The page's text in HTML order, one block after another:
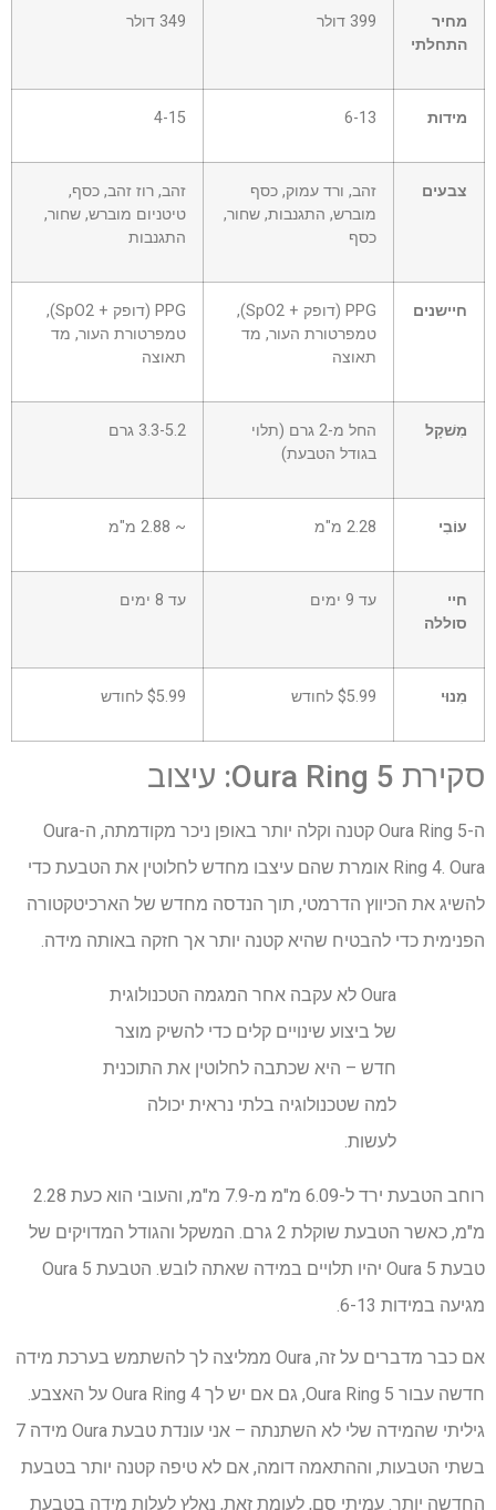
עמודה
0
מחיר
התחלתי
399 דולר 349 דולר
מידות 6-13
4-15
צבעים
זהב, ורד עמוק, כסף
מוברש, התגנבות, שחור,
כסף
זהב, רוז זהב, כסף,
טיטניום מוברש, שחור,
התגנבות
חיישנים
PPG (דופק + SpO2),
טמפרטורת העור, מד
תאוצה
PPG (דופק + SpO2),
טמפרטורת העור, מד
תאוצה
מִשׁקָל
החל מ-2 גרם (תלוי
בגודל הטבעת)
3.3-5.2 גרם
עוֹבִי 2.28 מ"מ ~ 2.88 מ"מ
חיי
סוללה
עד 9 ימים עד 8 ימים
מִנוּי $5.99 לחודש $5.99 לחודש
סקירת Oura Ring 5: עיצוב
ה-Oura Ring 5 קטנה וקלה יותר באופן ניכר מקודמתה, ה-Oura
Ring 4. Oura אומרת שהם עיצבו מחדש לחלוטין את הטבעת כדי
להשיג את הכיווץ הדרמטי, תוך הנדסה מחדש של הארכיטקטורה
הפנימית כדי להבטיח שהיא קטנה יותר אך חזקה באותה מידה.
Oura לא עקבה אחר המגמה הטכנולוגית
של ביצוע שינויים קלים כדי להשיק מוצר
חדש – היא שכתבה לחלוטין את התוכנית
למה שטכנולוגיה בלתי נראית יכולה
לעשות.
רוחב הטבעת ירד ל-6.09 מ"מ מ-7.9 מ"מ, והעובי הוא כעת 2.28
מ"מ, כאשר הטבעת שוקלת 2 גרם. המשקל והגודל המדויקים של
טבעת Oura 5 יהיו תלויים במידה שאתה לובש. הטבעת Oura 5
מגיעה במידות 6-13.
אם כבר מדברים על זה, Oura ממליצה לך להשתמש בערכת מידה
חדשה עבור Oura Ring 5, גם אם יש לך Oura Ring 4 על האצבע.
גיליתי שהמידה שלי לא השתנתה – אני עונדת טבעת Oura מידה 7
בשתי הטבעות, וההתאמה דומה, אם לא טיפה קטנה יותר בטבעת
החדשה יותר. עמיתי סם, לעומת זאת, נאלץ לעלות מידה בטבעת